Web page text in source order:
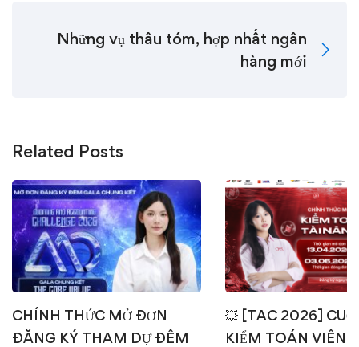
Những vụ thâu tóm, hợp nhất ngân
hàng mới
Related Posts
CHÍNH THỨC MỞ ĐƠN
ĐĂNG KÝ THAM DỰ ĐÊM
💥 [TAC 2026]
KIỂM TOÁN VIÊN